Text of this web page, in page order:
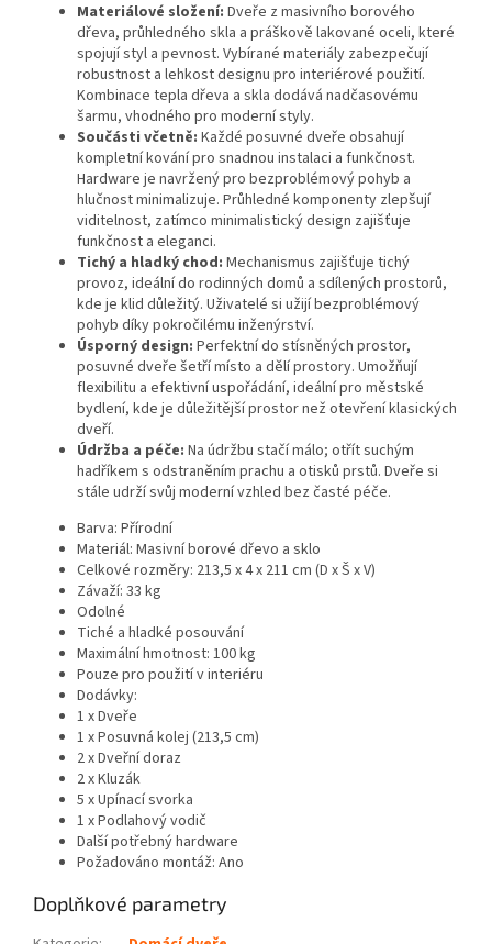
Materiálové složení: Dveře z masivního borového
dřeva, průhledného skla a práškově lakované oceli, které
spojují styl a pevnost. Vybírané materiály zabezpečují
robustnost a lehkost designu pro interiérové použití.
Kombinace tepla dřeva a skla dodává nadčasovému
šarmu, vhodného pro moderní styly.
Součásti včetně: Každé posuvné dveře obsahují
kompletní kování pro snadnou instalaci a funkčnost.
Hardware je navržený pro bezproblémový pohyb a
hlučnost minimalizuje. Průhledné komponenty zlepšují
viditelnost, zatímco minimalistický design zajišťuje
funkčnost a eleganci.
Tichý a hladký chod: Mechanismus zajišťuje tichý
provoz, ideální do rodinných domů a sdílených prostorů,
kde je klid důležitý. Uživatelé si užijí bezproblémový
pohyb díky pokročilému inženýrství.
Úsporný design: Perfektní do stísněných prostor,
posuvné dveře šetří místo a dělí prostory. Umožňují
flexibilitu a efektivní uspořádání, ideální pro městské
bydlení, kde je důležitější prostor než otevření klasických
dveří.
Údržba a péče: Na údržbu stačí málo; otřít suchým
hadříkem s odstraněním prachu a otisků prstů. Dveře si
stále udrží svůj moderní vzhled bez časté péče.
Barva: Přírodní
Materiál: Masivní borové dřevo a sklo
Celkové rozměry: 213,5 x 4 x 211 cm (D x Š x V)
Závaží: 33 kg
Odolné
Tiché a hladké posouvání
Maximální hmotnost: 100 kg
Pouze pro použití v interiéru
Dodávky:
1 x Dveře
1 x Posuvná kolej (213,5 cm)
2 x Dveřní doraz
2 x Kluzák
5 x Upínací svorka
1 x Podlahový vodič
Další potřebný hardware
Požadováno montáž: Ano
Doplňkové parametry